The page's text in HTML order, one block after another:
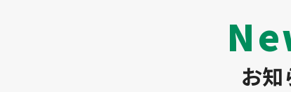
お知